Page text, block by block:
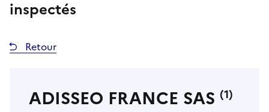
inspectés
Retour
ADISSEO FRANCE SAS (1)